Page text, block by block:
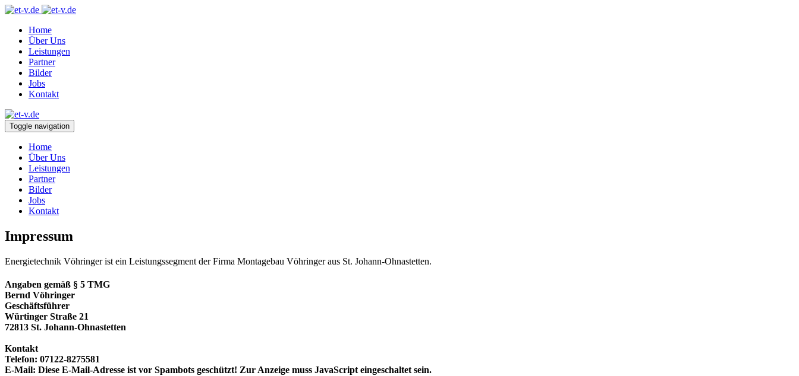
Home
Über Uns
Leistungen
Partner
Bilder
Jobs
Kontakt
Toggle navigation
Home
Über Uns
Leistungen
Partner
Bilder
Jobs
Kontakt
Impressum
Energietechnik Vöhringer ist ein Leistungssegment der Firma Montagebau Vöhringer aus St. Johann-Ohnastetten.
Angaben gemäß § 5 TMG
Bernd Vöhringer
Geschäftsführer
Würtinger Straße 21
72813 St. Johann-Ohnastetten
Kontakt
Telefon: 07122-8275581
E-Mail: Diese E-Mail-Adresse ist vor Spambots geschützt! Zur Anzeige muss JavaScript eingeschaltet sein.